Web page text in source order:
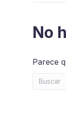
No
Parece